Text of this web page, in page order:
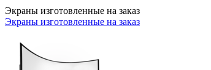
Экраны изготовленные на заказ
Экраны изготовленные на заказ